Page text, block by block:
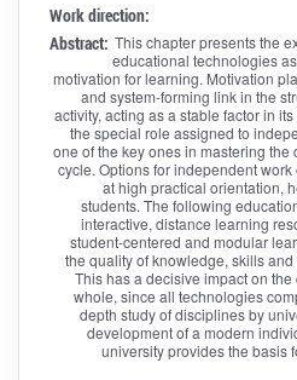
Work direction:
Abstract: This chapter presents the
educational technologies
motivation for learning. Motivation
and system-forming link in the
activity, acting as a stable factor in
the special role assigned to
one of the key ones in mastering
cycle. Options for independent
at high practical orientation,
students. The following
interactive, distance learning
student-centered and modular
the quality of knowledge, skills
This has a decisive impact on
whole, since all technologies
depth study of disciplines by
development of a modern
university provides the basis